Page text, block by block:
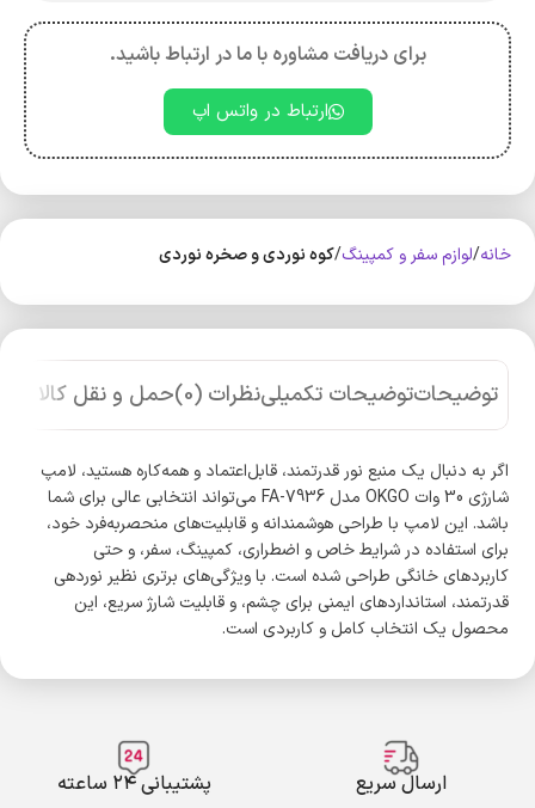
برای دریافت مشاوره با ما در ارتباط باشید.
ارتباط در واتس اپ
خانه لوازم سفر و کمپینگ کوه‌ نوردی و صخره نوردی
توضیحاتتوضیحات تکمیلینظرات (0) حمل و نقل کالا
اگر به دنبال یک منبع نور قدرتمند، قابل‌اعتماد و همه‌کاره هستید، لامپ
شارژی 30 وات OKGO مدل FA-7936 می‌تواند انتخابی عالی برای شما
باشد. این لامپ با طراحی هوشمندانه و قابلیت‌های منحصربه‌فرد خود،
برای استفاده در شرایط خاص و اضطراری، کمپینگ، سفر، و حتی
کاربردهای خانگی طراحی شده است. با ویژگی‌های برتری نظیر نوردهی
قدرتمند، استانداردهای ایمنی برای چشم، و قابلیت شارژ سریع، این
محصول یک انتخاب کامل و کاربردی است.
ارسال سریع پشتیبانی ۲۴ ساعته